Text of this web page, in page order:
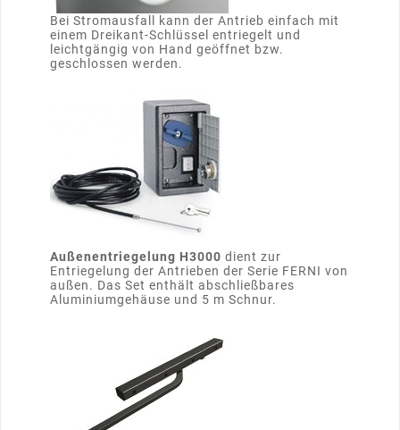
Bei Stromausfall kann der Antrieb einfach mit
einem Dreikant-Schlüssel entriegelt und
leichtgängig von Hand geöffnet bzw.
geschlossen werden.
Außenentriegelung H3000 dient zur
Entriegelung der Antrieben der Serie FERNI von
außen. Das Set enthält abschließbares
Aluminiumgehäuse und 5 m Schnur.